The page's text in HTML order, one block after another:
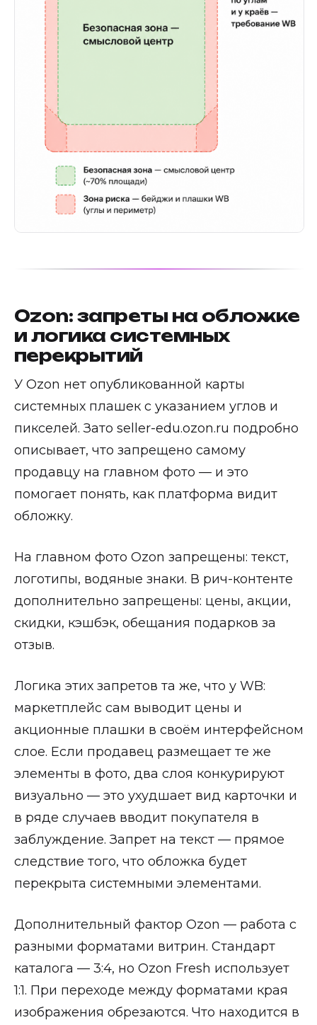
Ozon: запреты на обложке
и логика системных
перекрытий
У Ozon нет опубликованной карты
системных плашек с указанием углов и
пикселей. Зато seller-edu.ozon.ru подробно
описывает, что запрещено самому
продавцу на главном фото — и это
помогает понять, как платформа видит
обложку.
На главном фото Ozon запрещены: текст,
логотипы, водяные знаки. В рич-контенте
дополнительно запрещены: цены, акции,
скидки, кэшбэк, обещания подарков за
отзыв.
Логика этих запретов та же, что у WB:
маркетплейс сам выводит цены и
акционные плашки в своём интерфейсном
слое. Если продавец размещает те же
элементы в фото, два слоя конкурируют
визуально — это ухудшает вид карточки и
в ряде случаев вводит покупателя в
заблуждение. Запрет на текст — прямое
следствие того, что обложка будет
перекрыта системными элементами.
Дополнительный фактор Ozon — работа с
разными форматами витрин. Стандарт
каталога — 3:4, но Ozon Fresh использует
1:1. При переходе между форматами края
изображения обрезаются. Что находится в